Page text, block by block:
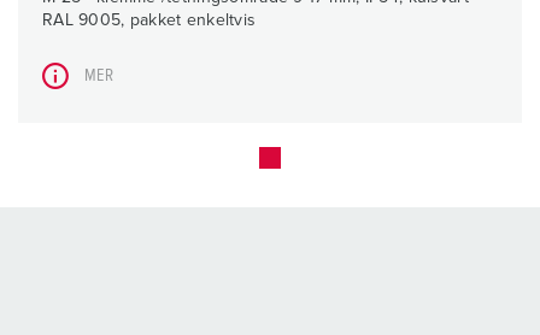
RAL 9005, pakket enkeltvis
MER